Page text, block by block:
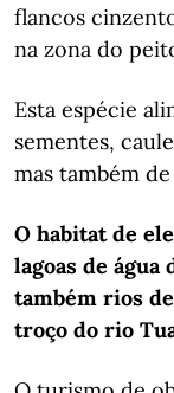
flancos
na zona do
Esta espécie
sementes,
mas também
O habitat de
lagoas de
também rios
troço do rio